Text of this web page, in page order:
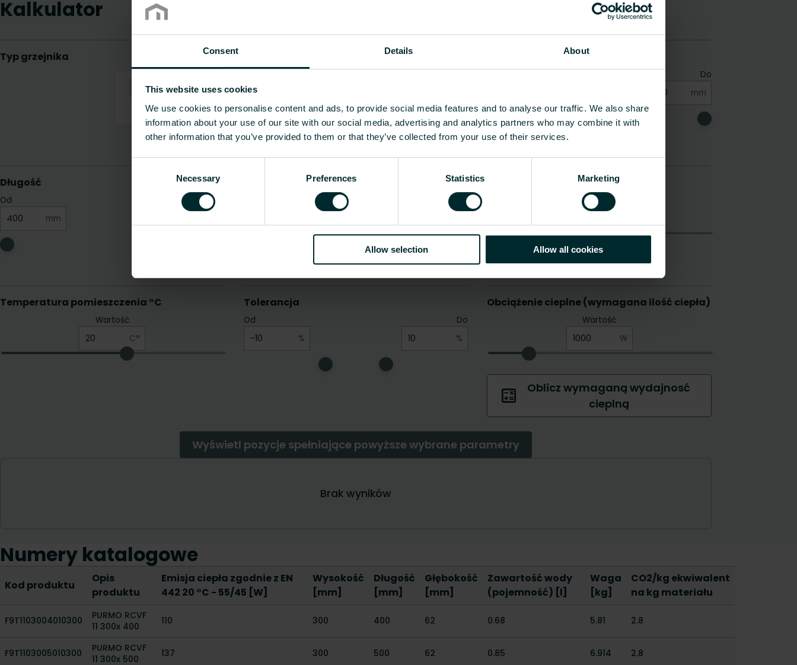
Consent Details About
This website uses cookies
We use cookies to personalise content and ads, to provide social media features and to analyse our traffic. We also share
information about your use of our site with our social media, advertising and analytics partners who may combine it with
other information that you’ve provided to them or that they’ve collected from your use of their services.
Necessary Preferences Statistics Marketing
Allow selection Allow all cookies
Kalkulator
Numery katalogowe
Kod produktu
Opis
produktu
Emisja ciepła zgodnie z EN
442 20 °C - 55/45 [W]
Wysokość
[mm]
Długość
[mm]
Głębokość
[mm]
Zawartość wody
(pojemność) [l]
Waga
[kg]
CO2/kg ekwiwalent
na kg materiału
F9T1103004010300
PURMO RCVF
11 300x 400
110 300 400 62 0.68 5.81 2.8
F9T1103005010300
PURMO RCVF
11 300x 500
137 300 500 62 0.85 6.914 2.8